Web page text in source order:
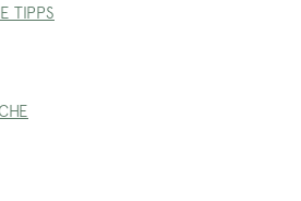
TIPPS